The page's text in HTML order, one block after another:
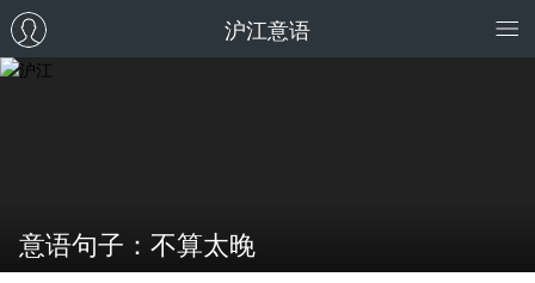
沪江意语
意语句子：不算太晚